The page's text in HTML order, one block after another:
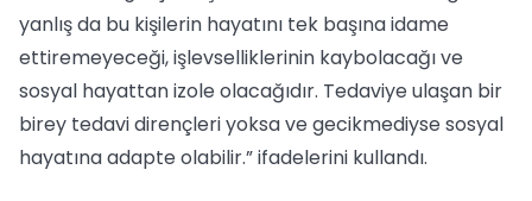
yanlış da bu kişilerin hayatını tek başına idame
ettiremeyeceği, işlevselliklerinin kaybolacağı ve
sosyal hayattan izole olacağıdır. Tedaviye ulaşan bir
birey tedavi dirençleri yoksa ve gecikmediyse sosyal
hayatına adapte olabilir.” ifadelerini kullandı.